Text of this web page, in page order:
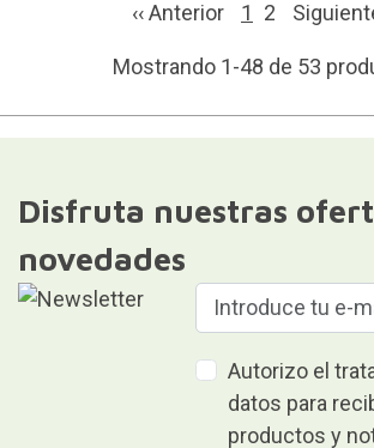
‹‹ Anterior 1 2
Mostrando 1-48 de 53
Disfruta nuestras
novedades
Autorizo el
datos para
productos y